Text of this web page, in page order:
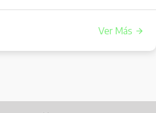
Ver Más